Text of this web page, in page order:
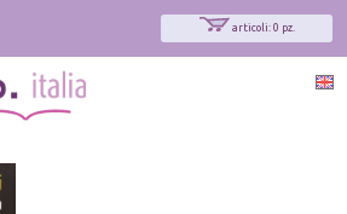
articoli: 0 pz.